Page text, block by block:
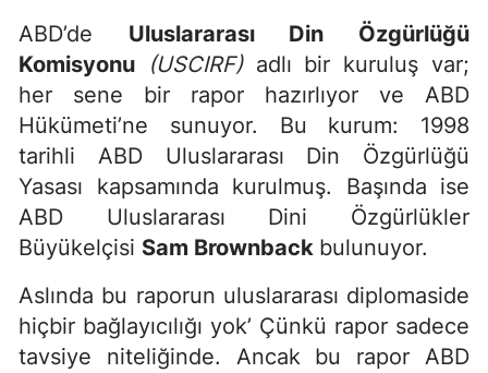
ABD’de Uluslararası Din Özgürlüğü
Komisyonu
(USCIRF)adlı bir kuruluş var;
her sene bir rapor hazırlıyor ve ABD
Hükümeti’ne sunuyor. Bu kurum: 1998
tarihli ABD Uluslararası Din Özgürlüğü
Yasası kapsamında kurulmuş. Başında ise
ABD Uluslararası Dini Özgürlükler
Büyükelçisi Sam Brownback bulunuyor.
Aslında bu raporun uluslararası diplomaside
hiçbir bağlayıcılığı yok’ Çünkü rapor sadece
tavsiye niteliğinde. Ancak bu rapor ABD